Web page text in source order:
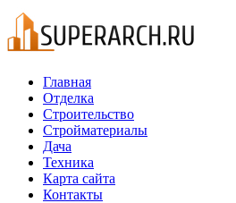
Главная
Отделка
Строительство
Стройматериалы
Дача
Техника
Карта сайта
Контакты